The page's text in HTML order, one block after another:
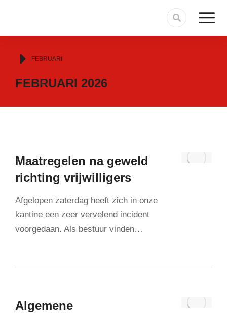
Je bent hier:
FEBRUARI
FEBRUARI 2026
Maatregelen na geweld
richting vrijwilligers
Afgelopen zaterdag heeft zich in onze
kantine een zeer vervelend incident
voorgedaan. Als bestuur vinden…
Algemene